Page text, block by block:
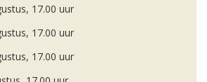
17.00 uur
17.00 uur
17.00 uur